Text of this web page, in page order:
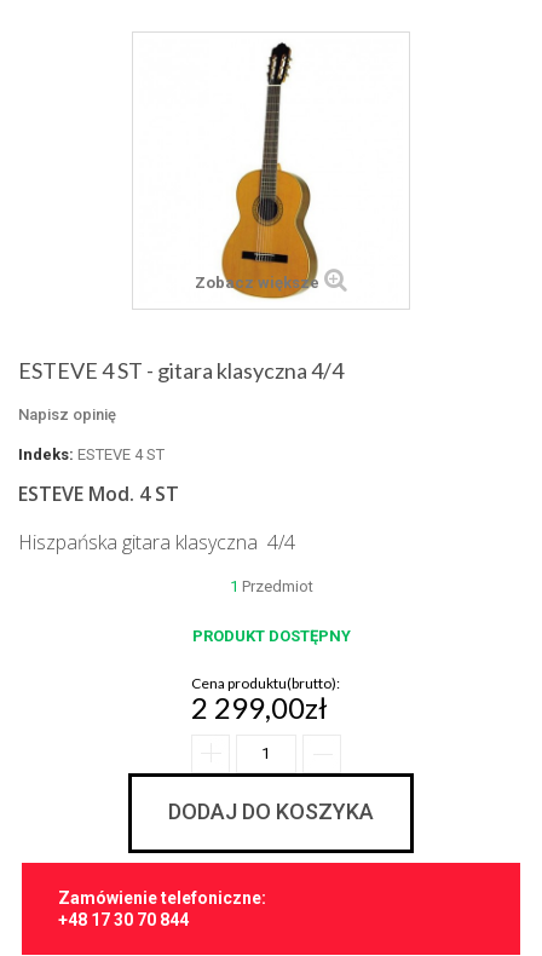
Zobacz większe
ESTEVE 4 ST - gitara klasyczna 4/4
Napisz opinię
Indeks: ESTEVE 4 ST
ESTEVE Mod. 4 ST
Hiszpańska gitara klasyczna 4/4
1 Przedmiot
PRODUKT DOSTĘPNY
Cena produktu(brutto):
2 299,00zł
DODAJ DO KOSZYKA
Zamówienie telefoniczne:
+48 17 30 70 844